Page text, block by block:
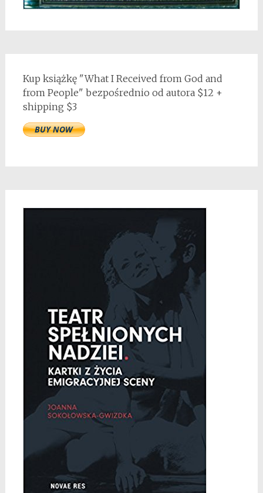
Kup książkę "What I Received from God and
from People" bezpośrednio od autora $12 +
shipping $3